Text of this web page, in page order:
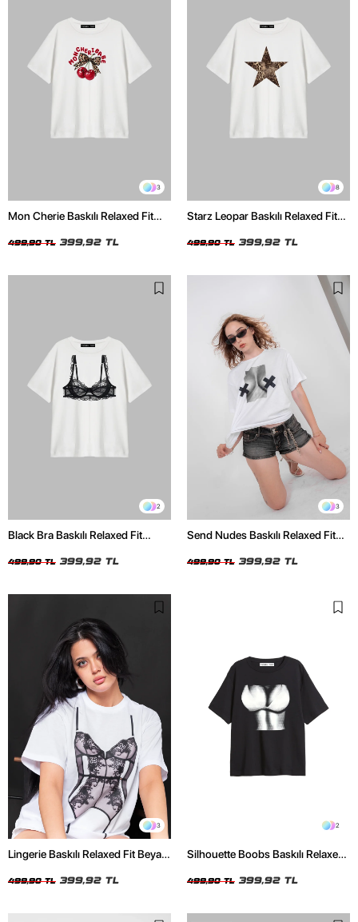
3
Mon Cherie Baskılı Relaxed Fit
499,90 TL 399,92 TL
8
Starz Leopar Baskılı Relaxed Fit
499,90 TL 399,92 TL
2
Black Bra Baskılı Relaxed Fit
499,90 TL 399,92 TL
3
Send Nudes Baskılı Relaxed Fit
499,90 TL 399,92 TL
3
Lingerie Baskılı Relaxed Fit Beyaz
499,90 TL 399,92 TL
2
Silhouette Boobs Baskılı Relaxed
499,90 TL 399,92 TL